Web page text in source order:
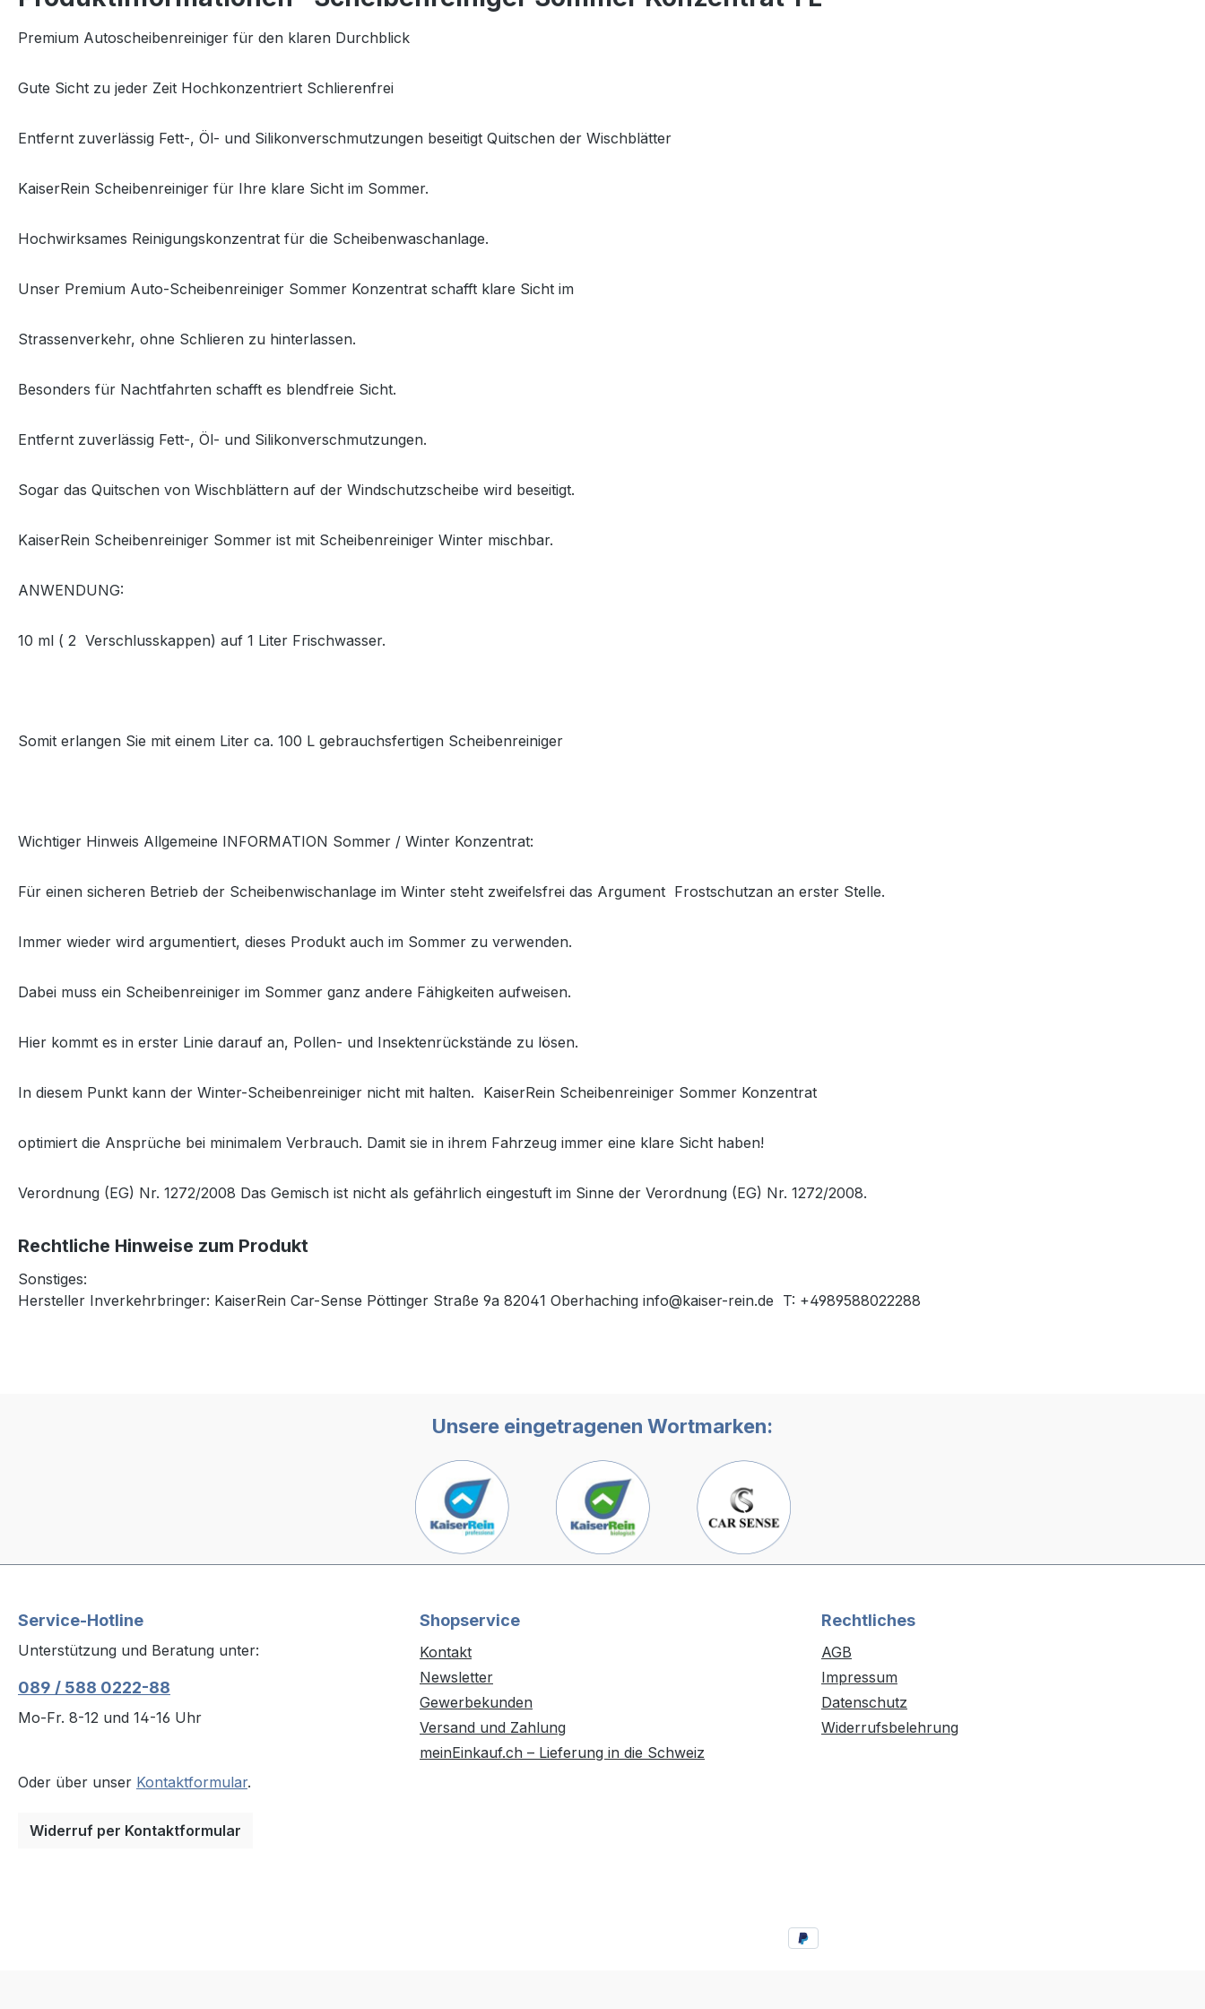
Premium Autoscheibenreiniger für den klaren Durchblick
Gute Sicht zu jeder Zeit Hochkonzentriert Schlierenfrei
Entfernt zuverlässig Fett-, Öl- und Silikonverschmutzungen beseitigt Quitschen der Wischblätter
KaiserRein Scheibenreiniger für Ihre klare Sicht im Sommer.
Hochwirksames Reinigungskonzentrat für die Scheibenwaschanlage.
Unser Premium Auto-Scheibenreiniger Sommer Konzentrat schafft klare Sicht im
Strassenverkehr, ohne Schlieren zu hinterlassen.
Besonders für Nachtfahrten schafft es blendfreie Sicht.
Entfernt zuverlässig Fett-, Öl- und Silikonverschmutzungen.
Sogar das Quitschen von Wischblättern auf der Windschutzscheibe wird beseitigt.
KaiserRein Scheibenreiniger Sommer ist mit Scheibenreiniger Winter mischbar.
ANWENDUNG:
10 ml ( 2 Verschlusskappen) auf 1 Liter Frischwasser.
Somit erlangen Sie mit einem Liter ca. 100 L gebrauchsfertigen Scheibenreiniger
Wichtiger Hinweis Allgemeine INFORMATION Sommer / Winter Konzentrat:
Für einen sicheren Betrieb der Scheibenwischanlage im Winter steht zweifelsfrei das Argument Frostschutzan an erster Stelle.
Immer wieder wird argumentiert, dieses Produkt auch im Sommer zu verwenden.
Dabei muss ein Scheibenreiniger im Sommer ganz andere Fähigkeiten aufweisen.
Hier kommt es in erster Linie darauf an, Pollen- und Insektenrückstände zu lösen.
In diesem Punkt kann der Winter-Scheibenreiniger nicht mit halten. KaiserRein Scheibenreiniger Sommer Konzentrat
optimiert die Ansprüche bei minimalem Verbrauch. Damit sie in ihrem Fahrzeug immer eine klare Sicht haben!
Verordnung (EG) Nr. 1272/2008 Das Gemisch ist nicht als gefährlich eingestuft im Sinne der Verordnung (EG) Nr. 1272/2008.
Rechtliche Hinweise zum Produkt
Sonstiges:
Hersteller Inverkehrbringer: KaiserRein Car-Sense Pöttinger Straße 9a 82041 Oberhaching info@kaiser-rein.de T: +4989588022288
Unsere eingetragenen Wortmarken:
Service-Hotline
Unterstützung und Beratung unter:
089 / 588 0222-88
Mo-Fr. 8-12 und 14-16 Uhr
Oder über unser Kontaktformular.
Widerruf per Kontaktformular
Shopservice
Kontakt
Newsletter
Gewerbekunden
Versand und Zahlung
meinEinkauf.ch – Lieferung in die Schweiz
Rechtliches
AGB
Impressum
Datenschutz
Widerrufsbelehrung